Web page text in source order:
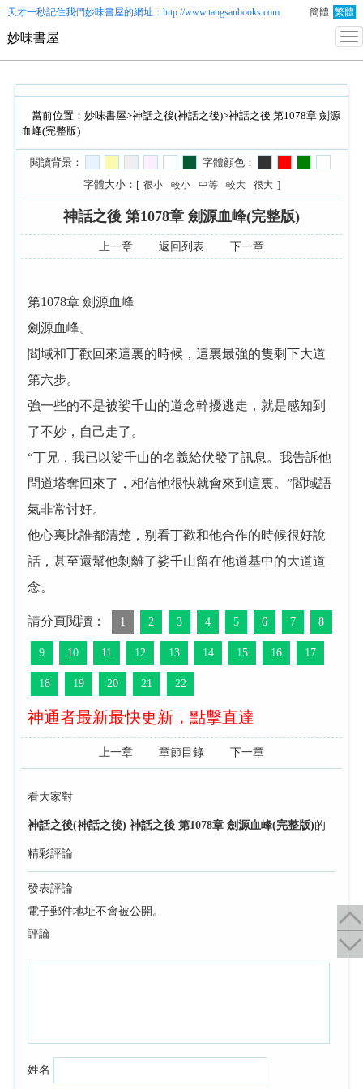
天才一秒記住我們妙味書屋的網址：http://www.tangsanbooks.com 簡體 繁體
妙味書屋
當前位置： 妙味書屋>神話之後(神話之後)>神話之後 第1078章 劍源
血峰(完整版)
閱讀背景：
字體顔色：
字體大小：[ 很小 較小 中等 較大 很大 ]
神話之後 第1078章 劍源血峰(完整版)
上一章 返回列表 下一章
第1078章 劍源血峰
劍源血峰。
閻域和丁歡回來這裏的時候，這裏最強的隻剩下大道
第六步。
強一些的不是被娑千山的道念幹擾逃走，就是感知到
了不妙，自己走了。
“丁兄，我已以娑千山的名義給伏發了訊息。我告訴他
問道塔奪回來了，相信他很快就會來到這裏。”閻域語
氣非常讨好。
他心裏比誰都清楚，别看丁歡和他合作的時候很好說
話，甚至還幫他剝離了娑千山留在他道基中的大道道
念。
請分頁閱讀： 1 2 3 4 5 6 7 8
9 10 11 12 13 14 15 16 17
18 19 20 21 22
神通者最新最快更新，點擊直達
上一章 章節目錄 下一章
看大家對
神話之後(神話之後) 神話之後 第1078章 劍源血峰(完整版)的
精彩評論
發表評論
電子郵件地址不會被公開。
評論
姓名